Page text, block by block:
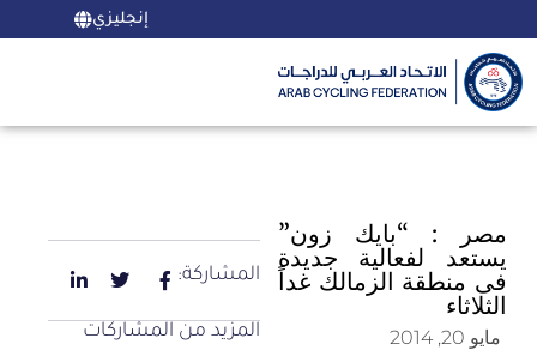
إنجليزي
مصر : “بايك زون”
يستعد لفعالية جديدة
فى منطقة الزمالك غداً
الثلاثاء
مايو 20, 2014
المشاركة:
المزيد من المشاركات